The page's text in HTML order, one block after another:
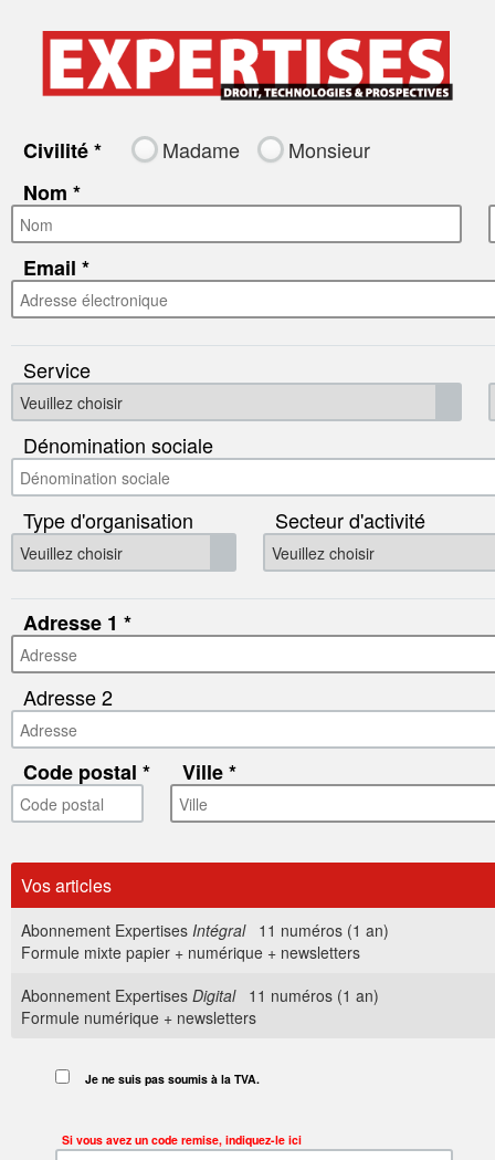
Civilité Madame
Monsieur
Nom
Email
Service
Dénomination sociale
Type d'organisation Secteur d'activité
Adresse 1
Adresse 2
Code postal Ville
Vos articles
Abonnement Expertises Intégral
11 numéros (1 an)
Formule mixte papier + numérique + newsletters
Abonnement Expertises Digital
11 numéros (1 an)
Formule numérique + newsletters
Je ne suis pas soumis à la TVA.
Si vous avez un code remise, indiquez-le ici